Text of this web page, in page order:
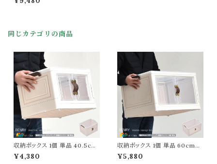
机 テーブル 木製 55cm幅 おす
ブル キッズ用机 コンパクト 省ス
同じカテゴリの商品
収納ボックス 1個 単品 40.5cm
幅 ホワイト スタッキングボックス
収納ボックス リビング収納 扉付
¥4,380
収納ボックス 1個 単品 60cm幅
ホワイト スタッキングボックス 収
納ボックス リビング収納 扉付き
¥5,880